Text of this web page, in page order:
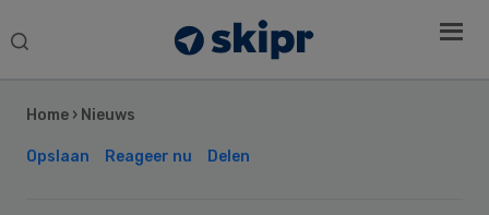
Search
Home › Nieuws
Opslaan Reageer nu Delen
Sidebar